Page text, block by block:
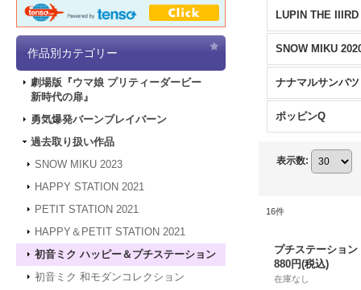
作品別カテゴリー
劇場版『ウマ娘 プリティーダービー
新時代の扉』
勇気爆発バーンブレイバーン
過去取り扱い作品
SNOW MIKU 2023
HAPPY STATION 2021
PETIT STATION 2021
HAPPY＆PETIT STATION 2021
初音ミク ハッピー＆プチステーション
初音ミク 和モダンコレクション
SNOW MIKU
ナナマルサンバツ
ポッピンQ
表示数:
16件
プチステーショ
880円(税込)
在庫なし